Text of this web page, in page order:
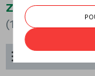
Zdravé trávení
(16 produktů)